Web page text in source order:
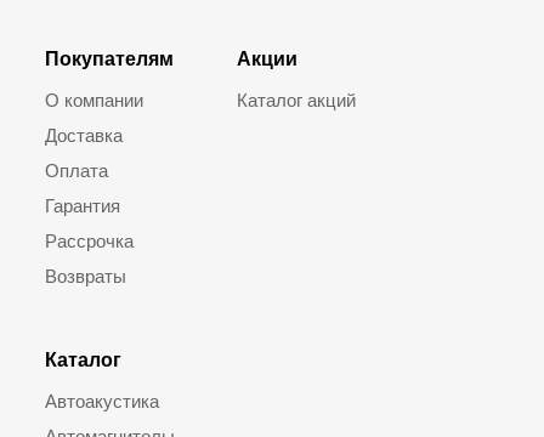
Покупателям
О компании
Доставка
Оплата
Гарантия
Рассрочка
Возвраты
Каталог
Автоакустика
Акции
Каталог акций